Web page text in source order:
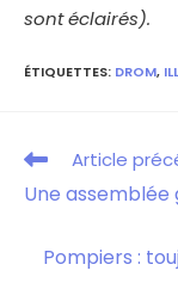
sont éclairés).
ÉTIQUETTES: DROM,
Article
Une
Pompiers :